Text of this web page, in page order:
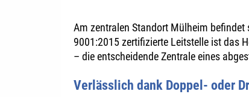
Am zentralen Standort Mülheim befindet
9001:2015 zertifizierte Leitstelle ist das
– die entscheidende Zentrale eines
Verlässlich dank Doppel- oder